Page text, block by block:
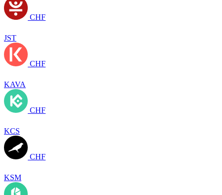
CHF
JST
CHF
KAVA
CHF
KCS
CHF
KSM